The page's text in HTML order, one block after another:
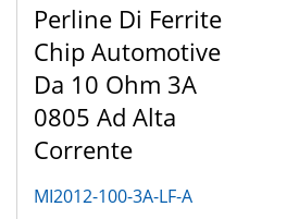
Perline Di Ferrite
Chip Automotive
Da 10 Ohm 3A
0805 Ad Alta
Corrente
MI2012-100-3A-LF-A